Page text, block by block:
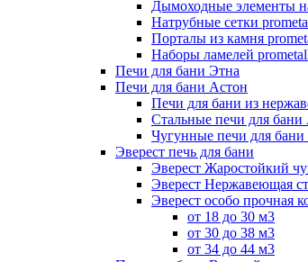
Дымоходные элементы
Натрубные сетки
Порталы из камня
Наборы ламелей
Печи для бани Этна
Печи для бани Астон
Печи для бани из
Стальные печи для бани
Чугунные печи для бани
Эверест печь для бани
Эверест Жаростойкий
Эверест Нержавеющая
Эверест особо прочная
от 18 до 30 м3
от 30 до 38 м3
от 34 до 44 м3